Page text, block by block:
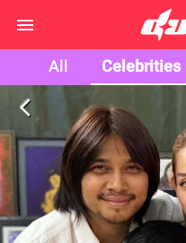
All Celebrities
arrow_back_ios